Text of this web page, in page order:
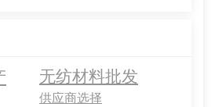
无纺材料批发
供应商选择